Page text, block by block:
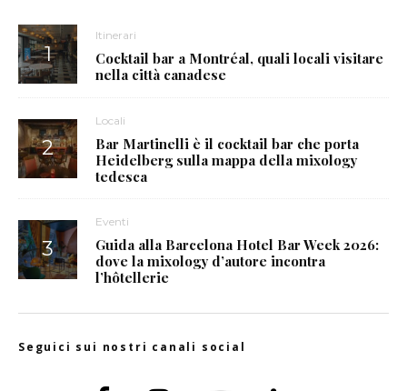
Itinerari
Cocktail bar a Montréal, quali locali visitare
nella città canadese
Locali
Bar Martinelli è il cocktail bar che porta
Heidelberg sulla mappa della mixology
tedesca
Eventi
Guida alla Barcelona Hotel Bar Week 2026:
dove la mixology d’autore incontra
l’hôtellerie
Seguici sui nostri canali social